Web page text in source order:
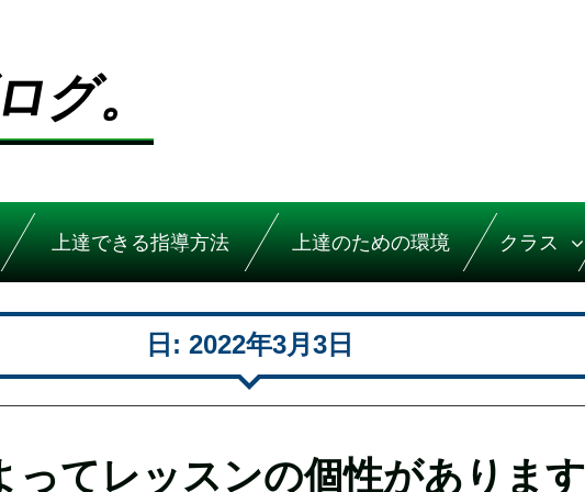
グ。
上達できる指導方法 上達のための環境 クラス
日: 2022年3月3日
ってレッスンの個性があります